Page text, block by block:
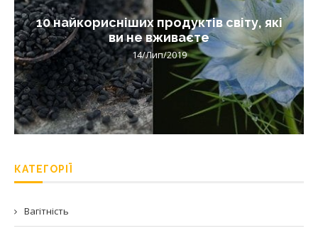
10 найкорисніших продуктів світу, які
ви не вживаєте
14/Лип/2019
КАТЕГОРІЇ
Вагітність